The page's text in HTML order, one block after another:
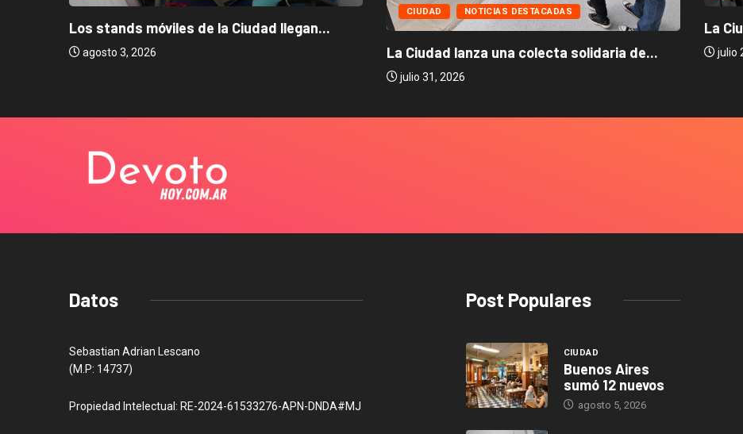
Los stands móviles de la Ciudad llegan...
agosto 3, 2026
CIUDAD NOTICIAS DESTACADAS
La Ciudad lanza una colecta solidaria de...
julio 31, 2026
La
julio
Datos
Sebastian Adrian Lescano
(M.P: 14737)
Propiedad Intelectual: RE-2024-61533276-APN-DNDA#MJ
Post Populares
CIUDAD
Buenos Aires
sumó 12 nuevos
agosto 5, 2026